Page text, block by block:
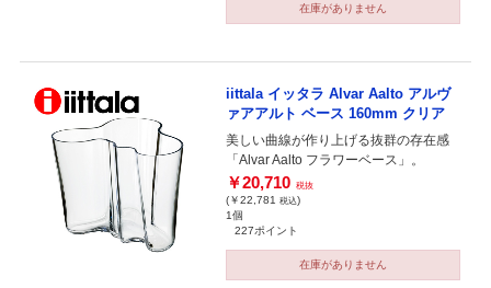
在庫がありません
iittala イッタラ Alvar Aalto アルヴ
ァアアルト ベース 160mm クリア
美しい曲線が作り上げる抜群の存在感
「Alvar Aalto フラワーベース」。
￥20,710 税抜
(￥22,781 税込)
1個
227ポイント
在庫がありません